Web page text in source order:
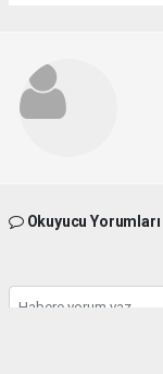
Okuyucu Yorumları